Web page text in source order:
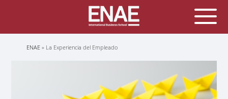
Sobrescribir
ENAE La Experiencia del Empleado